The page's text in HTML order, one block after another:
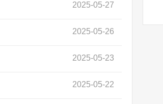
2025-05-27
2025-05-26
2025-05-23
2025-05-22